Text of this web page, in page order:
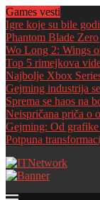
Games vesti
Igre koje su bile
Phantom Blade
Wo Long 2: Wings
Top 5 rimejkova
Najbolje Xbox
Gejming industrija
Sprema se haos na
Neispričana priča o
Gejming: Od
Potpuna